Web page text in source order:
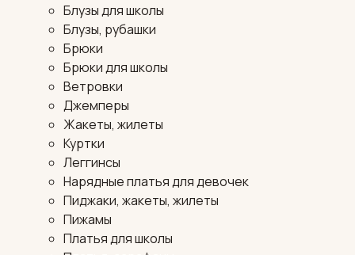
Блузы для школы
Блузы, рубашки
Брюки
Брюки для школы
Ветровки
Джемперы
Жакеты, жилеты
Куртки
Леггинсы
Нарядные платья для девочек
Пиджаки, жакеты, жилеты
Пижамы
Платья для школы